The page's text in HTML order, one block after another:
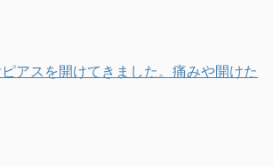
ピアスを開けてきました。痛みや開けた